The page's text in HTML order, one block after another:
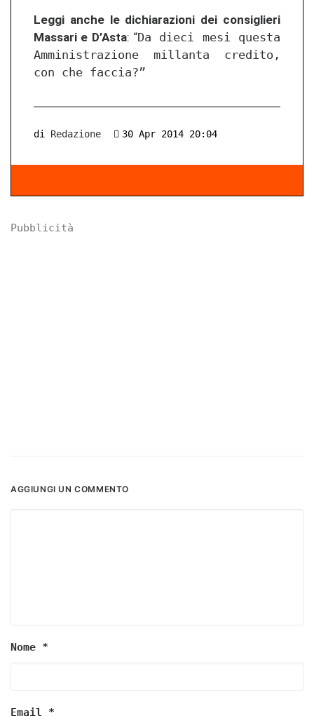
Leggi anche le dichiarazioni dei consiglieri
Massari e D’Asta: “Da dieci mesi questa
Amministrazione millanta credito,
con che faccia?”
di Redazione 30 Apr 2014 20:04
Pubblicità
AGGIUNGI UN COMMENTO
Nome *
Email *